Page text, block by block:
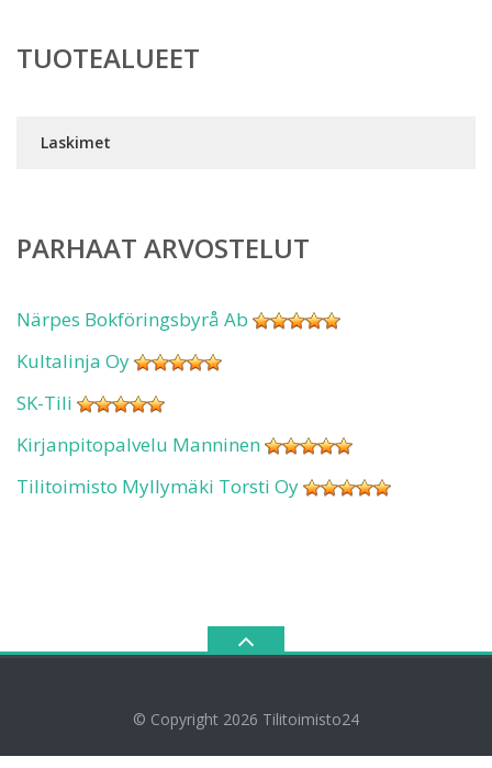
TUOTEALUEET
Laskimet
PARHAAT ARVOSTELUT
Närpes Bokföringsbyrå Ab
Kultalinja Oy
SK-Tili
Kirjanpitopalvelu Manninen
Tilitoimisto Myllymäki Torsti Oy
© Copyright 2026 Tilitoimisto24